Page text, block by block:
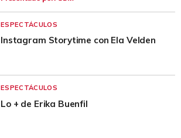
ESPECTÁCULOS
Instagram Storytime con Ela Velden
ESPECTÁCULOS
Lo + de Erika Buenfil